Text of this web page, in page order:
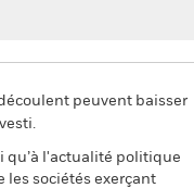
peuvent baisser
qu’à l'actualité politique
les sociétés exerçant